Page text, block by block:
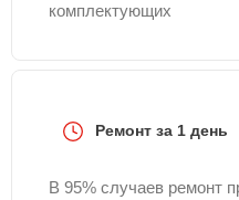
комплектующих
Ремонт за 1 день
В 95% случаев ремонт